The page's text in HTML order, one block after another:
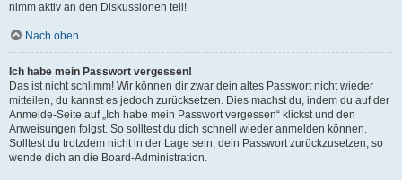
nimm aktiv an den Diskussionen teil!
Nach oben
Ich habe mein Passwort vergessen!
Das ist nicht schlimm! Wir können dir zwar dein altes Passwort nicht wieder
mitteilen, du kannst es jedoch zurücksetzen. Dies machst du, indem du auf der
Anmelde-Seite auf „Ich habe mein Passwort vergessen“ klickst und den
Anweisungen folgst. So solltest du dich schnell wieder anmelden können.
Solltest du trotzdem nicht in der Lage sein, dein Passwort zurückzusetzen, so
wende dich an die Board-Administration.